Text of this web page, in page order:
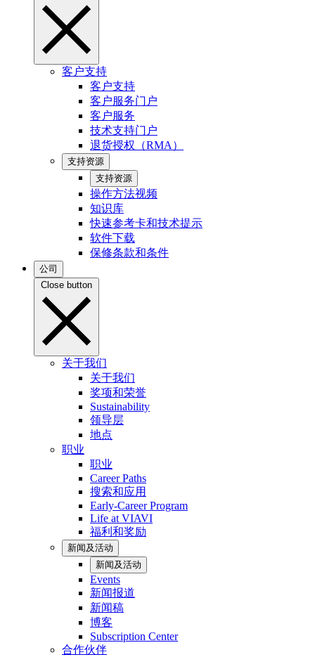
客户支持
客户支持
客户服务门户
客户服务
技术支持门户
退货授权（RMA）
支持资源
支持资源
操作方法视频
知识库
快速参考卡和技术提示
软件下载
保修条款和条件
公司
Close button
关于我们
关于我们
奖项和荣誉
Sustainability
领导层
地点
职业
职业
Career Paths
搜索和应用
Early-Career Program
Life at VIAVI
福利和奖励
新闻及活动
新闻及活动
Events
新闻报道
新闻稿
博客
Subscription Center
合作伙伴